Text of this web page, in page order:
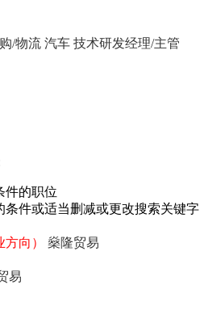
/物流 汽车 技术研发经理/主管
件的职位
条件或适当删减或更改搜索关键字
向）
燊隆贸易
易